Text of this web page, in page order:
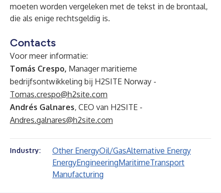
moeten worden vergeleken met de tekst in de brontaal,
die als enige rechtsgeldig is.
Contacts
Voor meer informatie:
Tomás Crespo, Manager maritieme
bedrijfsontwikkeling bij H2SITE Norway -
Tomas.crespo@h2site.com
Andrés Galnares, CEO van H2SITE -
Andres.galnares@h2site.com
Industry: Other EnergyOil/GasAlternative Energy
EnergyEngineeringMaritimeTransport
Manufacturing